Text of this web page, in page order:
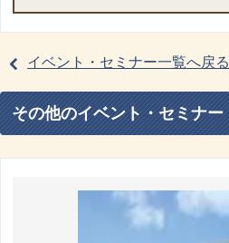
イベント・セミナー一覧へ戻る
その他のイベント・セミナー